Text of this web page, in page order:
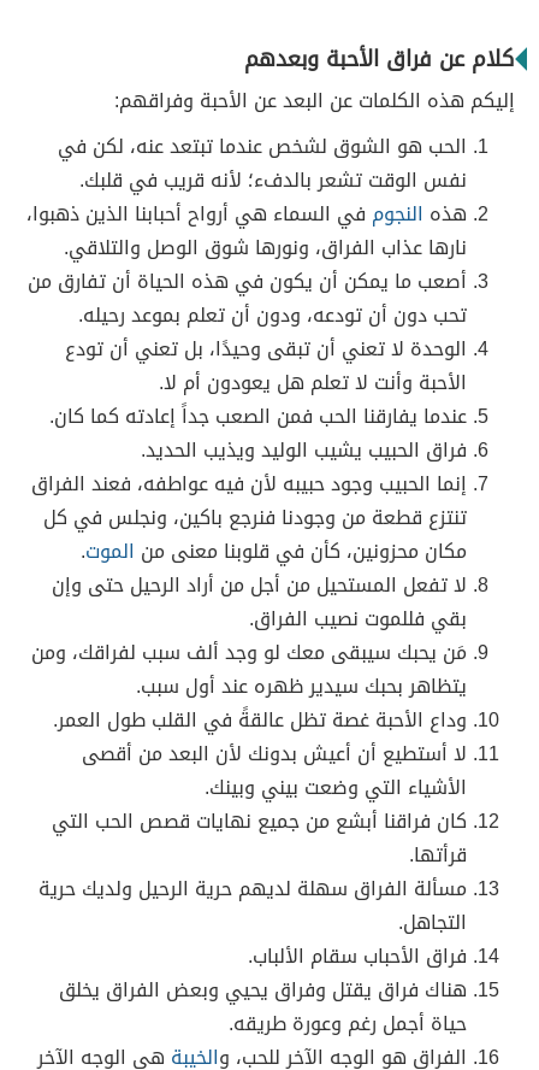
كلام عن فراق الأحبة وبعدهم
إليكم هذه الكلمات عن البعد عن الأحبة وفراقهم:
الحب هو الشوق لشخص عندما تبتعد عنه، لكن في
نفس الوقت تشعر بالدفء؛ لأنه قريب في قلبك.
هذه النجوم في السماء هي أرواح أحبابنا الذين ذهبوا،
نارها عذاب الفراق، ونورها شوق الوصل والتلاقي.
أصعب ما يمكن أن يكون في هذه الحياة أن تفارق من
تحب دون أن تودعه، ودون أن تعلم بموعد رحيله.
الوحدة لا تعني أن تبقى وحيدًا، بل تعني أن تودع
الأحبة وأنت لا تعلم هل يعودون أم لا.
عندما يفارقنا الحب فمن الصعب جداً إعادته كما كان.
فراق الحبيب يشيب الوليد ويذيب الحديد.
إنما الحبيب وجود حبيبه لأن فيه عواطفه، فعند الفراق
تنتزع قطعة من وجودنا فنرجع باكين، ونجلس في كل
مكان محزونين، كأن في قلوبنا معنى من الموت.
لا تفعل المستحيل من أجل من أراد الرحيل حتى وإن
بقي فللموت نصيب الفراق.
مَن يحبك سيبقى معك لو وجد ألف سبب لفراقك، ومن
يتظاهر بحبك سيدير ظهره عند أول سبب.
وداع الأحبة غصة تظل عالقةً في القلب طول العمر.
لا أستطيع أن أعيش بدونك لأن البعد من أقصى
الأشياء التي وضعت بيني وبينك.
كان فراقنا أبشع من جميع نهايات قصص الحب التي
قرأتها.
مسألة الفراق سهلة لديهم حرية الرحيل ولديك حرية
التجاهل.
فراق الأحباب سقام الألباب.
هناك فراق يقتل وفراق يحيي وبعض الفراق يخلق
حياة أجمل رغم وعورة طريقه.
الفراق هو الوجه الآخر للحب، والخيبة هي الوجه الآخر